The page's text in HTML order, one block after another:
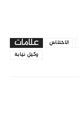
علامات
الاختلاس
وكيل نيابة